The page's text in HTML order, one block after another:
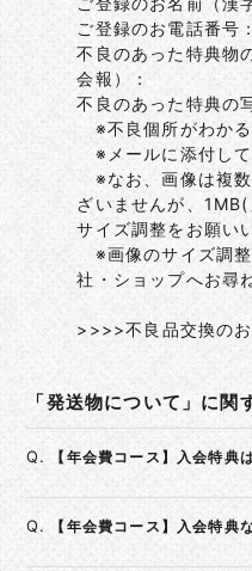
ご登録のお電話番号：
不良のあった特典物
会報）：
不良のあった特典の
※不良個所がわかる
※メールに添付して
※なお、画像は複
ざいませんが、1MB(
サイズ調整をお願い
※画像のサイズ調
社・ショップへお尋
>>>>不良品交換の
「発送物について」に関
Q. 【年会費コース】入会特典
Q. 【年会費コース】入会特典